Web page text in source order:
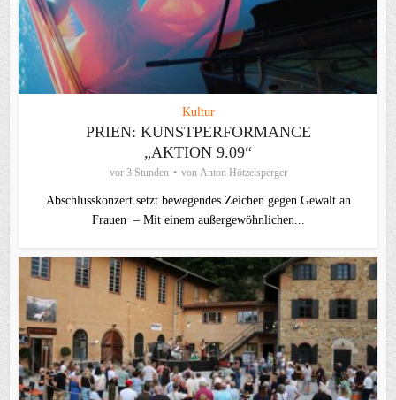
Kultur
PRIEN: KUNSTPERFORMANCE
„AKTION 9.09“
vor 3 Stunden von Anton Hötzelsperger
Abschlusskonzert setzt bewegendes Zeichen gegen Gewalt an
Frauen – Mit einem außergewöhnlichen...